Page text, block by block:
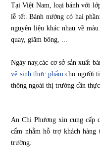
Tại Việt Nam, loại bánh với
lễ tết. Bánh nướng có hai
nguyên liệu khác nhau về
quay, giăm bông, ...
Ngày nay,các cơ sở sản xuất
vệ sinh thực phẩmcho người
thông ngoài thị trường cần
An Chi Phương xin cung cấp
cẩm nhằm hỗ trợ khách
trường.